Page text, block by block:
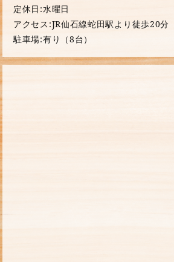
定休日:水曜日
アクセス:JR仙石線蛇田駅より徒歩20分
駐車場:有り（8台）